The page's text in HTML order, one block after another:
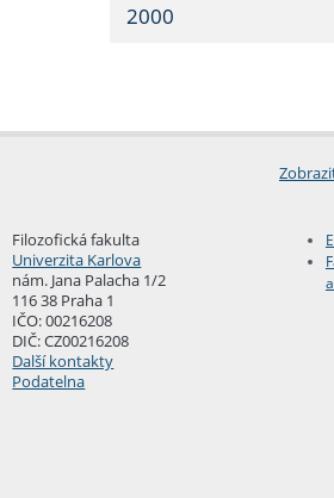
2000
Filozofická fakulta
Univerzita Karlova
nám. Jana Palacha 1/2
116 38 Praha 1
IČO: 00216208
DIČ: CZ00216208
Další kontakty
Podatelna